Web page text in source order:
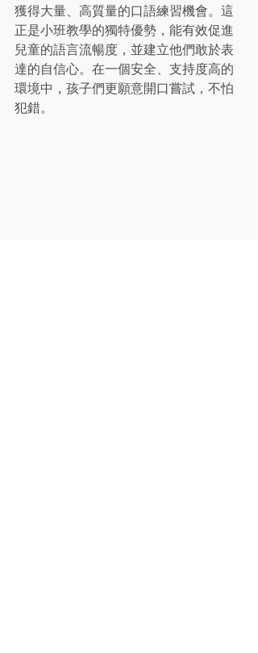
獲得大量、高質量的口語練習機會。這
正是小班教學的獨特優勢，能有效促進
兒童的語言流暢度，並建立他們敢於表
達的自信心。在一個安全、支持度高的
環境中，孩子們更願意開口嘗試，不怕
犯錯。